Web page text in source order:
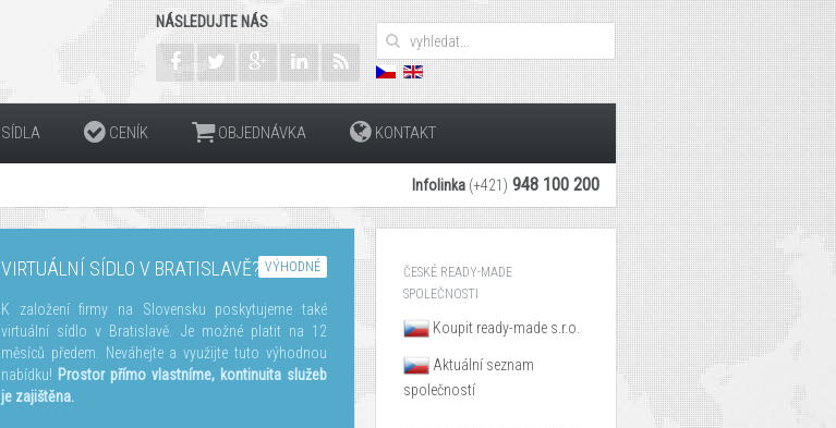
NÁSLEDUJTE NÁS
SÍDLA CENÍK OBJEDNÁVKA KONTAKT
Infolinka (+421) 948 100 200
VIRTUÁLNÍ SÍDLO V BRATISLAVĚ? VÝHODNÉ
K založení firmy na Slovensku poskytujeme také
virtuální sídlo v Bratislavě. Je možné platit na 12
měsíců předem. Neváhejte a využijte tuto výhodnou
nabídku! Prostor přímo vlastníme, kontinuita služeb
je zajištěna.
ČESKÉ READY-MADE
SPOLEČNOSTI
Koupit ready-made s.r.o.
Aktuální seznam
společností